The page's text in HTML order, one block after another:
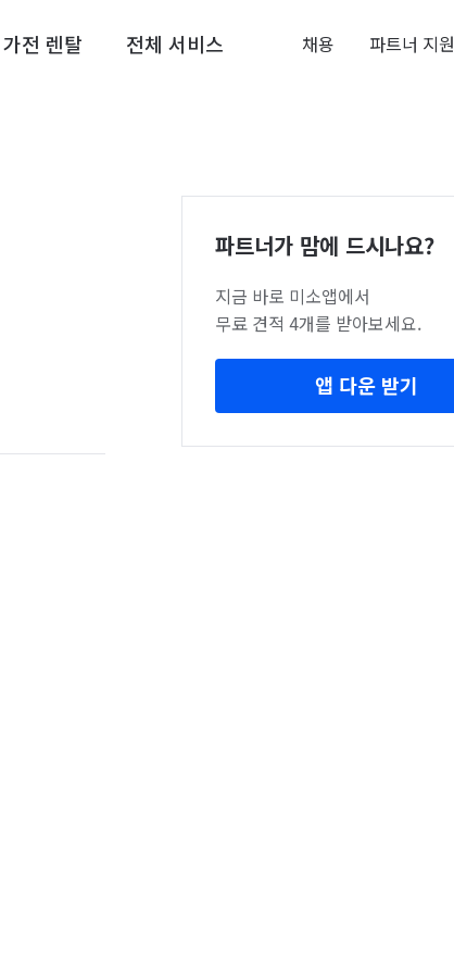
가전 렌탈 전체 서비스 채용 파트너 지원
파트너가 맘에 드시나요?
지금 바로 미소앱에서
무료 견적 4개를 받아보세요.
앱 다운 받기